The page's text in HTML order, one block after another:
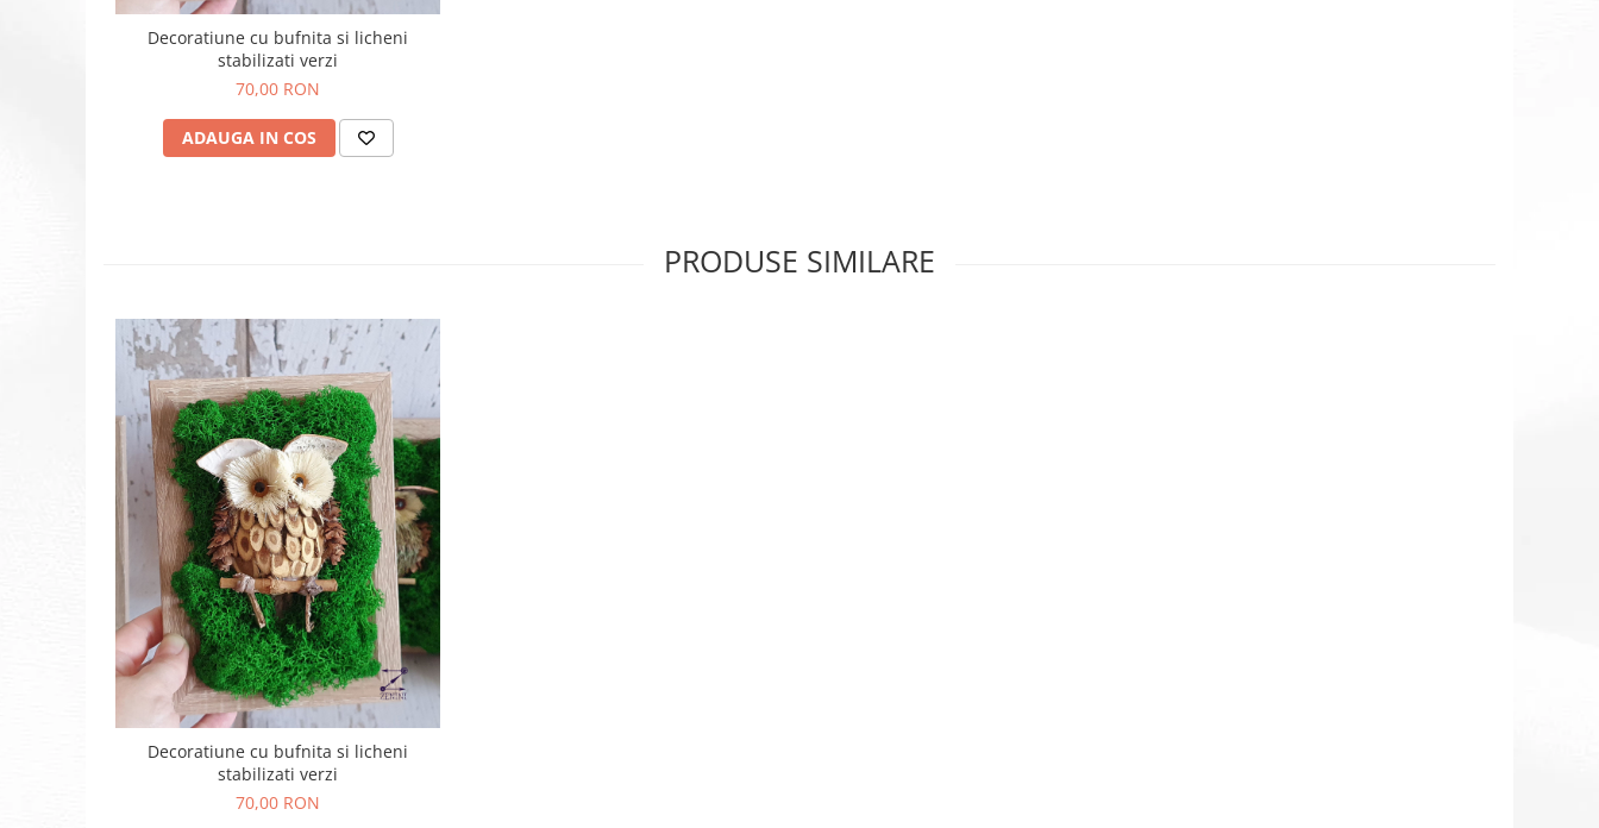
Decoratiune cu bufnita si licheni
stabilizati verzi
70,00 RON
ADAUGA IN COS
PRODUSE SIMILARE
Decoratiune cu bufnita si licheni
stabilizati verzi
70,00 RON